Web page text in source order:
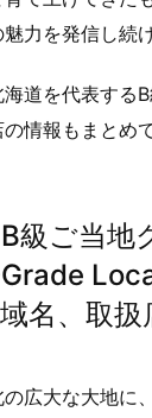
力を発信し続
道を代表する
情報もまとめ
級ご当地
名、取扱
広大な大地に